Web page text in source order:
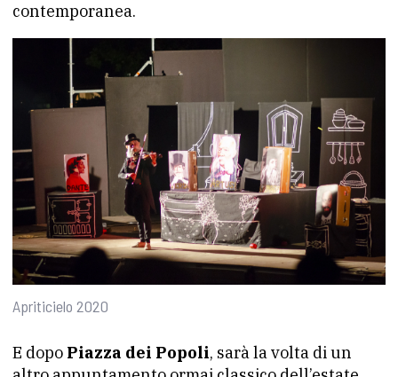
contemporanea.
Apriticielo 2020
E dopo Piazza dei Popoli, sarà la volta di un